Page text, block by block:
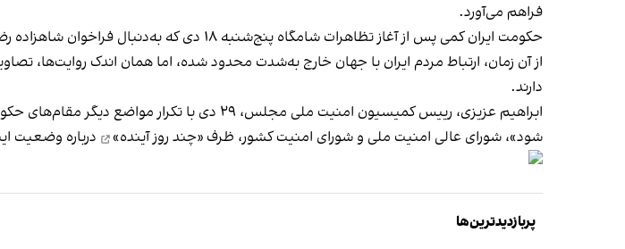
فراهم می‌آورد.
حکومت ایران کمی پس از آغاز تظاهرات شامگاه پنج‌شنبه ۱۸ دی که به‌دنبال فراخوان شاهزاده رضا پهلوی برگزار شد، اینترنت را در سراسر کشور
از آن زمان، ارتباط مردم ایران با جهان خارج به‌شدت محدود شده، اما همان اندک روایت‌ها،
دارند.
ابراهیم عزیزی، رییس کمیسیون امنیت ملی مجلس،
شود»، شورای عالی امنیت ملی و شورای امنیت کشور، ظرف «چند روز آینده» درباره وضعیت
پربازدیدترین‌ها